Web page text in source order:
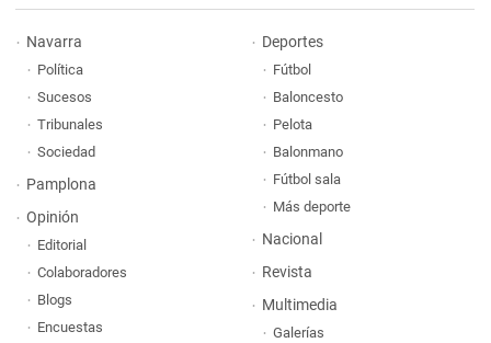
Navarra
Política
Sucesos
Tribunales
Sociedad
Pamplona
Opinión
Editorial
Colaboradores
Blogs
Encuestas
Deportes
Fútbol
Baloncesto
Pelota
Balonmano
Fútbol sala
Más deporte
Nacional
Revista
Multimedia
Galerías